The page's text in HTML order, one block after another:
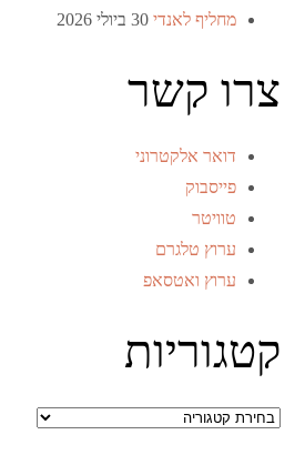
מחליף לאנדי 30 ביולי 2026
צרו קשר
דואר אלקטרוני
פייסבוק
טוויטר
ערוץ טלגרם
ערוץ ואטסאפ
קטגוריות
קטגוריות